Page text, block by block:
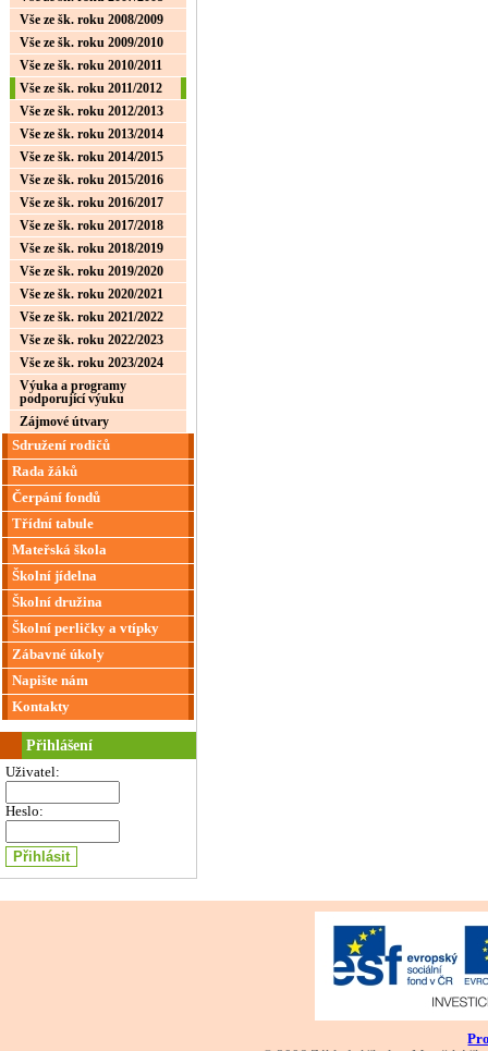
Vše ze šk. roku 2008/2009
Vše ze šk. roku 2009/2010
Vše ze šk. roku 2010/2011
Vše ze šk. roku 2011/2012
Vše ze šk. roku 2012/2013
Vše ze šk. roku 2013/2014
Vše ze šk. roku 2014/2015
Vše ze šk. roku 2015/2016
Vše ze šk. roku 2016/2017
Vše ze šk. roku 2017/2018
Vše ze šk. roku 2018/2019
Vše ze šk. roku 2019/2020
Vše ze šk. roku 2020/2021
Vše ze šk. roku 2021/2022
Vše ze šk. roku 2022/2023
Vše ze šk. roku 2023/2024
Výuka a programy
podporující výuku
Zájmové útvary
Sdružení rodičů
Rada žáků
Čerpání fondů
Třídní tabule
Mateřská škola
Školní jídelna
Školní družina
Školní perličky a vtípky
Zábavné úkoly
Napište nám
Kontakty
Přihlášení
Uživatel:
Heslo: